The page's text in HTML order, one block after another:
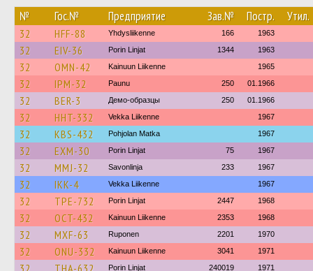
№ Гос.№ Предприятие Зав.№ Постр. Утил.
32 HFF-88 Yhdysliikenne 166 1963
32 EIV-36 Porin Linjat 1344 1963
32 OMN-42 Kainuun Liikenne 1965
32 IPM-32 Paunu 250 01.1966
32 BER-3 Демо-образцы 250 01.1966
32 HHT-332 Vekka Liikenne 1967
32 KBS-432 Pohjolan Matka 1967
32 EXM-30 Porin Linjat 75 1967
32 MMJ-32 Savonlinja 233 1967
32 IKK-4 Vekka Liikenne 1967
32 TPE-732 Porin Linjat 2447 1968
32 OCT-432 Kainuun Liikenne 2353 1968
32 MXF-63 Ruponen 2201 1970
32 ONU-332 Kainuun Liikenne 3041 1971
32 THA-632 Porin Linjat 240019 1971